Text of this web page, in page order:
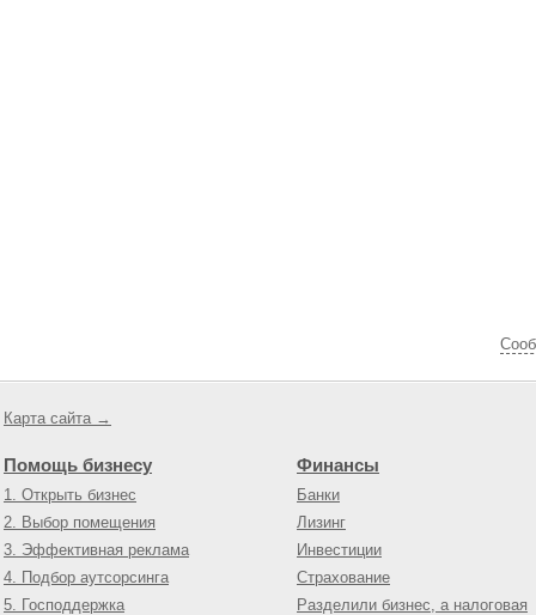
Карта сайта →
Помощь бизнесу
1. Открыть бизнес
2. Выбор помещения
3. Эффективная реклама
4. Подбор аутсорсинга
5. Господдержка
Финансы
Банки
Лизинг
Инвестиции
Страхование
Разделили бизнес, а налоговая